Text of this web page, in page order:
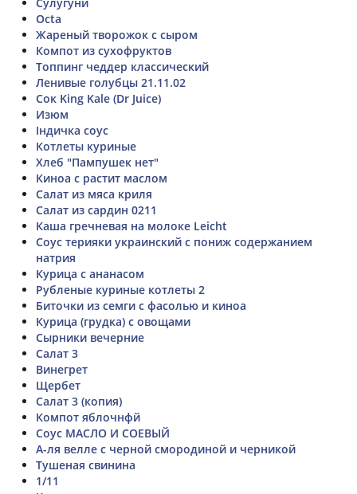
Octa
Жареный творожок с сыром
Компот из сухофруктов
Топпинг чеддер классический
Ленивые голубцы 21.11.02
Сок King Kale (Dr Juice)
Изюм
Індичка соус
Котлеты куриные
Хлеб "Пампушек нет"
Киноа с растит маслом
Салат из мяса криля
Салат из сардин 0211
Каша гречневая на молоке Leicht
Соус терияки украинский с пониж содержанием
натрия
Курица с ананасом
Рубленые куриные котлеты 2
Биточки из семги с фасолью и киноа
Курица (грудка) с овощами
Сырники вечерние
Салат 3
Винегрет
Щербет
Салат 3 (копия)
Компот яблочнфй
Соус МАСЛО И СОЕВЫЙ
А-ля велле с черной смородиной и черникой
Тушеная свинина
1/11